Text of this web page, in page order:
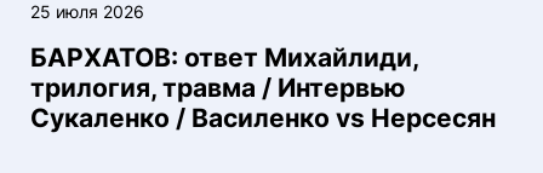
25 июля 2026
БАРХАТОВ: ответ Михайлиди,
трилогия, травма / Интервью
Сукаленко / Василенко vs Нерсесян